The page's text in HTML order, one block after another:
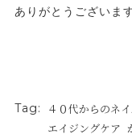
ありがとうございま
Tag: ４０代からのネ
エイジングケア